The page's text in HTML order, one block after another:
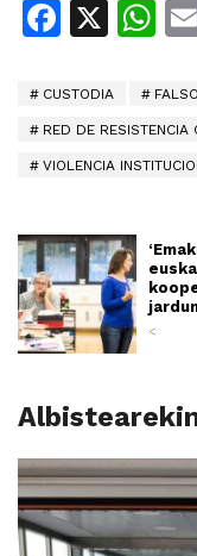
X
CUSTODIA
RED DE RESISTENCIA
VIOLENCIA
<